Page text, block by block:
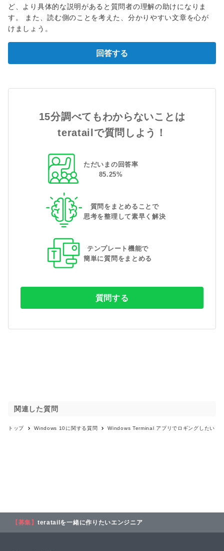
ど、より具体的な説明があると質問者の理解の助けになりま
す。 また、読む側のことを考えた、分かりやすい文章を心が
けましょう。
回答する
15分調べてもわからないことは
teratailで質問しよう！
ただいまの回答率
85.25%
質問をまとめることで
思考を整理して素早く解決
テンプレート機能で
簡単に質問をまとめる
質問する
関連した質問
トップ Windows 10に関する質問 Windows Terminal アプリでロギングしたい
【募集】 teratailを一緒に作りたいエンジニア